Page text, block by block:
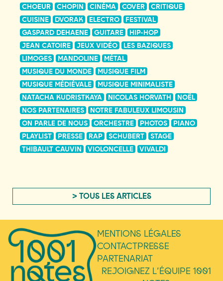
CHOEUR
CHOPIN CINÉMA COVER
CRITIQUE
CUISINE
DVORAK ELECTRO
FESTIVAL
GASPARD DEHAENE
GUITARE
HIP-HOP
JEAN CATOIRE
JEUX VIDÉO
LES BAZIQUES
LIMOGES
MANDOLINE
MÉTAL
MUSIQUE DU MONDE
MUSIQUE FILM
MUSIQUE MÉDIÉVALE
MUSIQUE MINIMALISTE
NATACHA KUDRISTKAYA
NICOLAS HORVATH
NOËL
NOS PARTENAIRES
NOTRE FABULEUX LIMOUSIN
ON PARLE DE NOUS
ORCHESTRE PHOTOS
PIANO
PLAYLIST
PRESSE RAP SCHUBERT
STAGE
THIBAULT CAUVIN
VIOLONCELLE VIVALDI
> TOUS LES ARTICLES
MENTIONS LÉGALES
CONTACTPRESSE
PARTENARIAT
REJOIGNEZ L’ÉQUIPE 1001